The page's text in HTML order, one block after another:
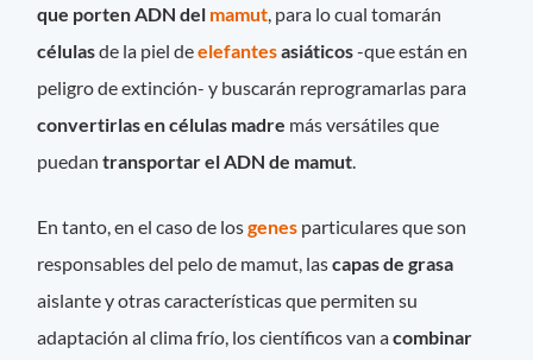
que porten ADN del mamut , para lo cual tomarán
célulasde la piel deelefantesasiáticos-que están en
peligro de extinción- y buscarán reprogramarlas para
convertirlas en células madre más versátiles que
puedantransportar el ADN de mamut
En tanto, en el caso de losgenes particulares que son
responsables del pelo de mamut, lascapas de grasa
aislante y otras características que permiten su
adaptación al clima frío, los científicos van acombinar